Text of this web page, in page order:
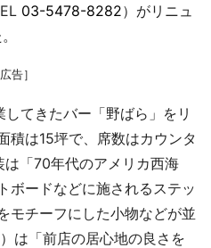
03-5478-8282）がリニュ
広告］
てきたバー「野ばら」をリ
積は15坪で、席数はカウンタ
「70年代のアメリカ西海
ボードなどに施されるステッ
モチーフにした小物などが並
は「前店の居心地の良さを